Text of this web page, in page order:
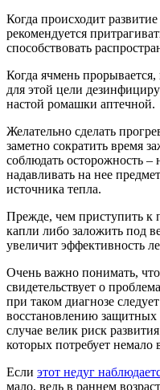
Когда происходит
рекомендуется
способствовать
Когда ячмень
для этой цели
настой ромашки аптечной.
Желательно сделать
заметно сократить время
соблюдать осторожность –
надавливать на нее
источника тепла.
Прежде, чем приступить к
капли либо заложить под
увеличит эффективность
Очень важно понимать,
свидетельствует о
при таком диагнозе
восстановлению
случае велик риск
которых потребует немало
Если этот недуг
мало, ведь в раннем